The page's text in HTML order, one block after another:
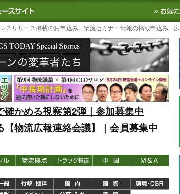
｜国内最大の物流ニュースサイト3PL, SCMなど国内外の
スリリース掲載のお申込み 物流セミナー情報の掲載申込み
かめる視察第2弾｜参加募集中
物流広報連絡会議】｜会員募集中